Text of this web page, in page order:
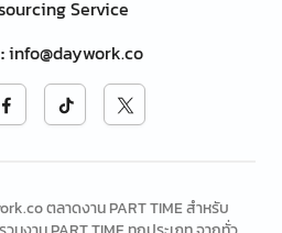
Service
:info@daywork.co
ตลาดงาน PART TIME สำหรับ